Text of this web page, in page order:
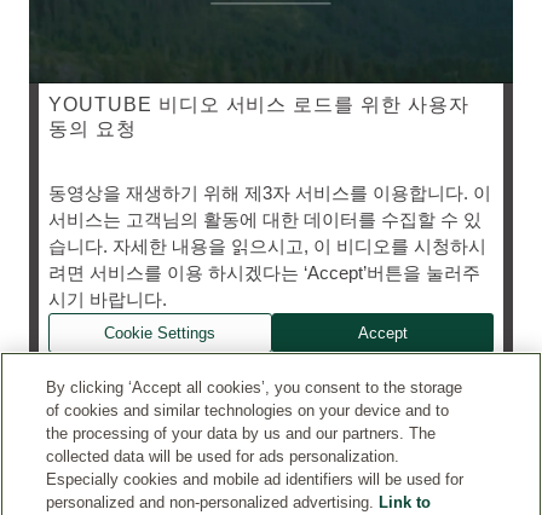
YOUTUBE 비디오 서비스 로드를 위한 사용자
동의 요청
동영상을 재생하기 위해 제3자 서비스를 이용합니다. 이
서비스는 고객님의 활동에 대한 데이터를 수집할 수 있
습니다. 자세한 내용을 읽으시고, 이 비디오를 시청하시
려면 서비스를 이용 하시겠다는 ‘Accept’버튼을 눌러주
시기 바랍니다.
Cookie Settings Accept
CONTACTS
OFFICIAL SOCIAL MEDIA
LEGAL
SERVICE
By clicking ‘Accept all cookies’, you consent to the storage
of cookies and similar technologies on your device and to
the processing of your data by us and our partners. The
collected data will be used for ads personalization.
Especially cookies and mobile ad identifiers will be used for
personalized and non-personalized advertising. Link to